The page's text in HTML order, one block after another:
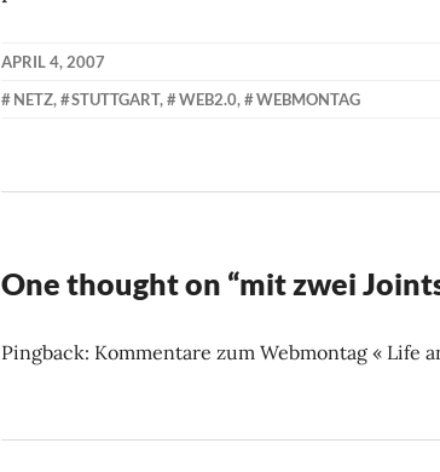
APRIL 4, 2007
KAINETZ, STUTTGART, WEB2.0, WEBMONTAG
One thought on “mit zwei
Pingback: Kommentare zum Webmontag « Life